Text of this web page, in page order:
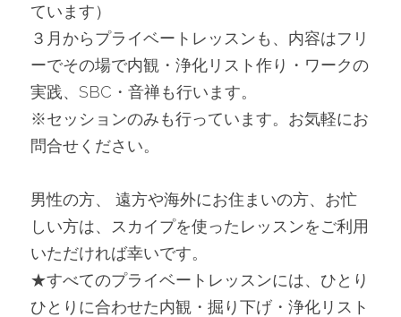
ています）
３月からプライベートレッスンも、内容はフリ
ーでその場で内観・浄化リスト作り・ワークの
実践、SBC・音禅も行います。
※セッションのみも行っています。お気軽にお
問合せください。
男性の方、 遠方や海外にお住まいの方、お忙
しい方は、スカイプを使ったレッスンをご利用
いただければ幸いです。
★すべてのプライベートレッスンには、ひとり
ひとりに合わせた内観・掘り下げ・浄化リスト